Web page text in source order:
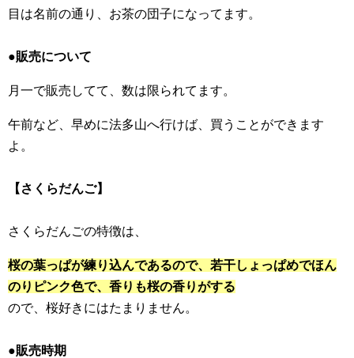
目は名前の通り、お茶の団子になってます。
●販売について
月一で販売してて、数は限られてます。
午前など、早めに法多山へ行けば、買うことができます
よ。
【さくらだんご】
さくらだんごの特徴は、
桜の葉っぱが練り込んであるので、若干しょっぱめでほん
のりピンク色で、香りも桜の香りがする
ので、桜好きにはたまりません。
●販売時期